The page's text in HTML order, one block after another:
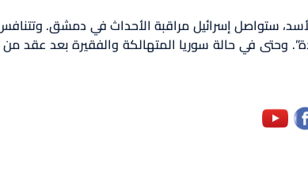
ستواصل إسرائيل مراقبة الأحداث في دمشق.
وحتى في حالة سوريا المتهالكة والفقيرة بعد عقد من